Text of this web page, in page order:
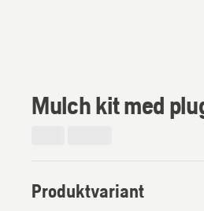
Mulch kit med
Produktvariant